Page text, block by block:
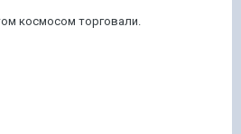
космосом торговали.